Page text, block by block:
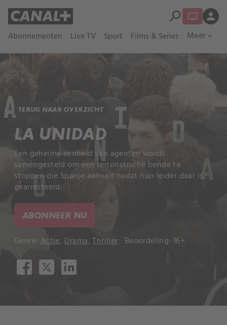
Abonnementen Live TV Sport Films & Series Meer expand_more
search person
TERUG NAAR OVERZICHT
LA UNIDAD
Een geheime eenheid van agenten wordt
samengesteld om een terroristische bende te
stoppen die Spanje aanvalt nadat hun leider daar is
gearresteerd.
ABONNEER NU
Genre: Actie, Drama,Thriller Beoordeling: 16+